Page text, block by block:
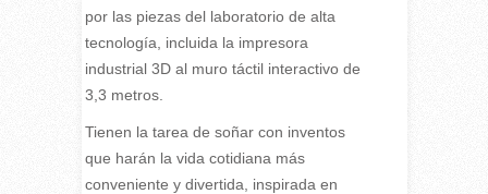
por las piezas del laboratorio de alta
tecnología, incluida la impresora
industrial 3D al muro táctil interactivo de
3,3 metros.
Tienen la tarea de soñar con inventos
que harán la vida cotidiana más
conveniente y divertida, inspirada en